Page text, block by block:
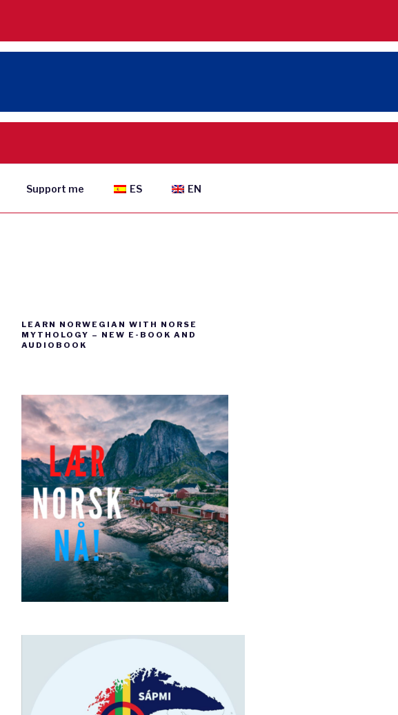
Support me ES EN
LEARN NORWEGIAN WITH NORSE
MYTHOLOGY – NEW E-BOOK AND
AUDIOBOOK